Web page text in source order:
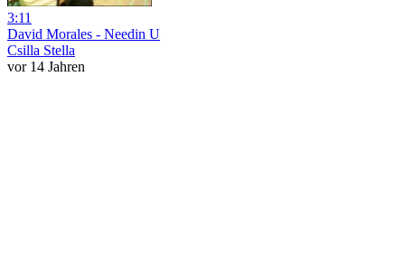
3:11
David Morales - Needin U
Csilla Stella
vor 14 Jahren